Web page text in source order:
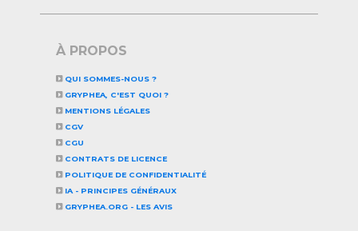
À PROPOS
QUI SOMMES-NOUS ?
GRYPHEA, C'EST QUOI ?
MENTIONS LÉGALES
CGV
CGU
CONTRATS DE LICENCE
POLITIQUE DE CONFIDENTIALITÉ
IA - PRINCIPES GÉNÉRAUX
GRYPHEA.ORG - LES AVIS